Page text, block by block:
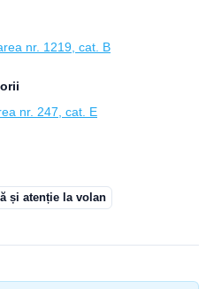
nr. 1219, cat. B
nr. 247, cat. E
și atenție la volan